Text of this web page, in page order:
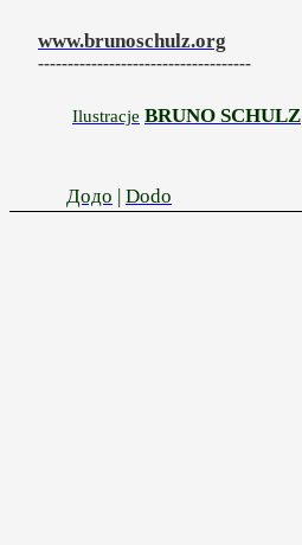
www.brunoschulz.org
------------------------------------
Ilustracje BRUNO SCHULZ
Додо | Dodo